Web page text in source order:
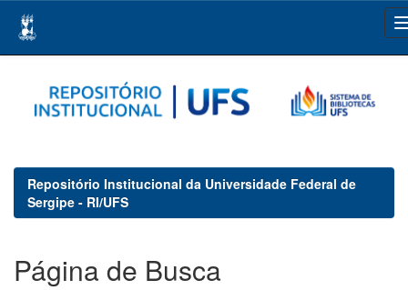
navigation
Repositório Institucional da Universidade Federal de
Sergipe - RI/UFS
Página de Busca